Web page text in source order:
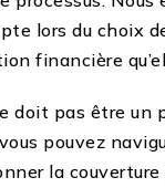
lors du choix
financière
doit pas être un
pouvez
la